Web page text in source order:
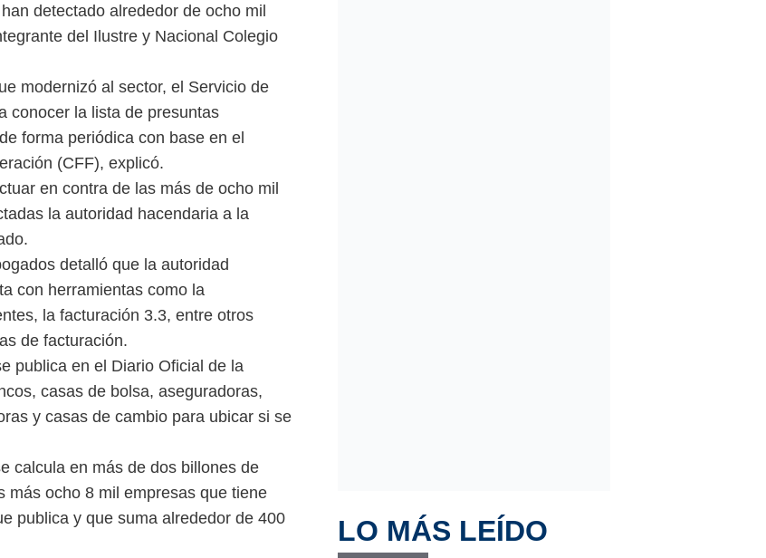
detectado alrededor de ocho mil
del Ilustre y Nacional Colegio
modernizó al sector, el Servicio de
conocer la lista de presuntas
forma periódica con base en el
(CFF), explicó.
en contra de las más de ocho mil
la autoridad hacendaria a la
detalló que la autoridad
con herramientas como la
la facturación 3.3, entre otros
de facturación.
publica en el Diario Oficial de la
casas de bolsa, aseguradoras,
y casas de cambio para ubicar si se
calcula en más de dos billones de
más ocho 8 mil empresas que tiene
publica y que suma alrededor de 400
LO MÁS LEÍDO